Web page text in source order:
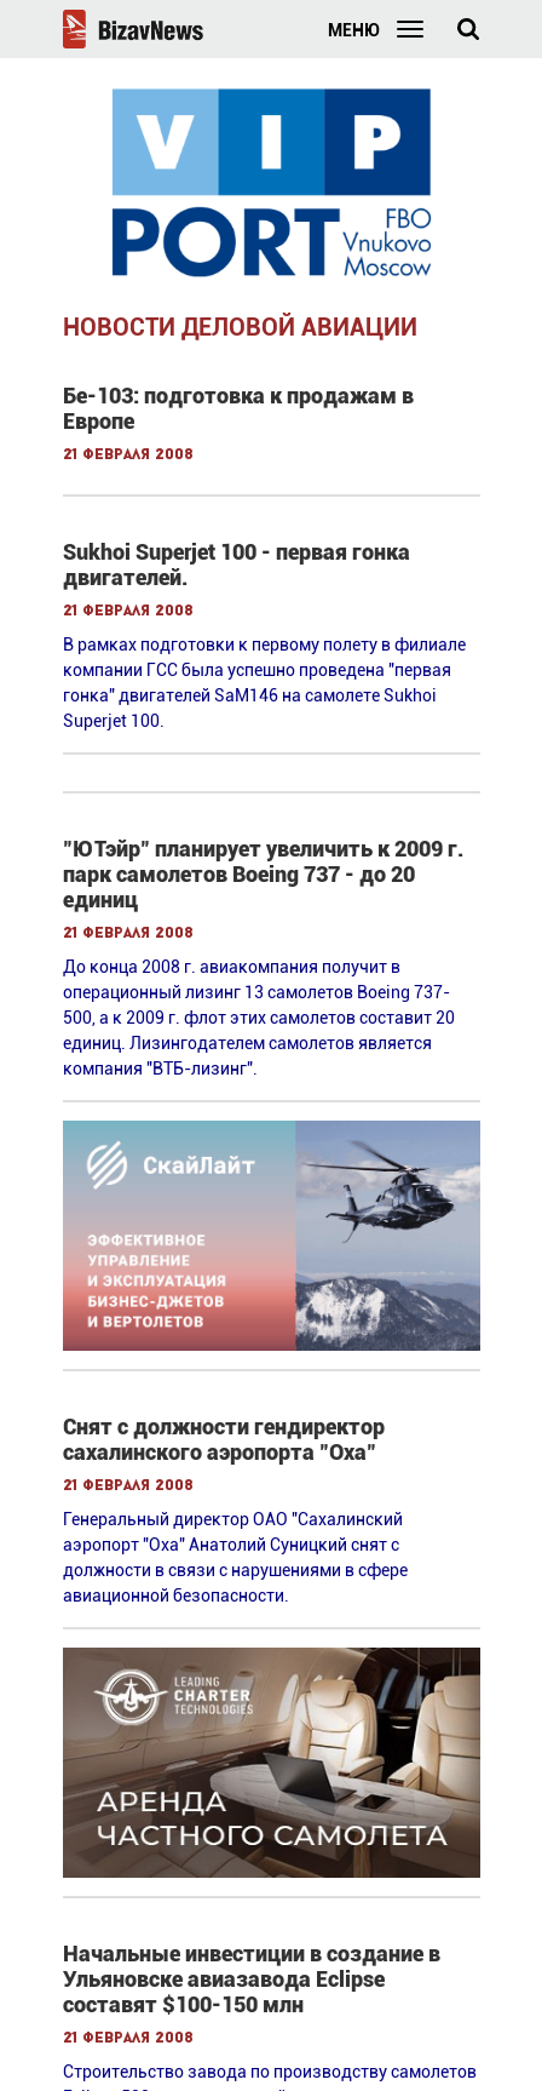
МЕНЮ
НОВОСТИ ДЕЛОВОЙ АВИАЦИИ
Бе-103: подготовка к продажам в
Европе
21 февраля 2008
Sukhoi Superjet 100 - первая гонка
двигателей.
21 февраля 2008
В рамках подготовки к первому полету в филиале
компании ГСС была успешно проведена "первая
гонка" двигателей SaM146 на самолете Sukhoi
Superjet 100.
"ЮТэйр" планирует увеличить к 2009 г.
парк самолетов Boeing 737 - до 20
единиц
21 февраля 2008
До конца 2008 г. авиакомпания получит в
операционный лизинг 13 самолетов Boeing 737-
500, а к 2009 г. флот этих самолетов составит 20
единиц. Лизингодателем самолетов является
компания "ВТБ-лизинг".
Снят с должности гендиректор
сахалинского аэропорта "Оха"
21 февраля 2008
Генеральный директор ОАО "Сахалинский
аэропорт "Оха" Анатолий Суницкий снят с
должности в связи с нарушениями в сфере
авиационной безопасности.
Начальные инвестиции в создание в
Ульяновске авиазавода Eclipse
составят $100-150 млн
21 февраля 2008
Строительство завода по производству самолетов